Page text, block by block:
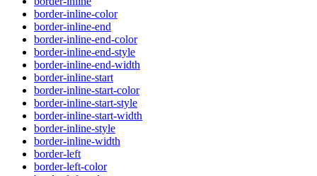
border-inline-color
border-inline-end
border-inline-end-color
border-inline-end-style
border-inline-end-width
border-inline-start
border-inline-start-color
border-inline-start-style
border-inline-start-width
border-inline-style
border-inline-width
border-left
border-left-color